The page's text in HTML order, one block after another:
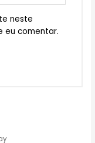
neste
eu comentar.